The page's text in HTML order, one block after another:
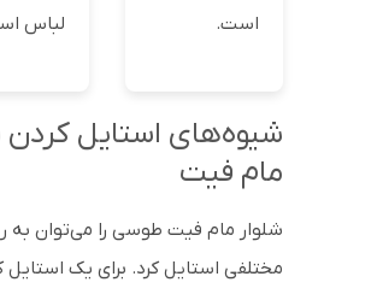
است.
لباس
شیوه‌های استایل کردن
مام فیت
شلوار مام فیت طوسی را می‌توان
مختلفی استایل کرد. برای یک استایل